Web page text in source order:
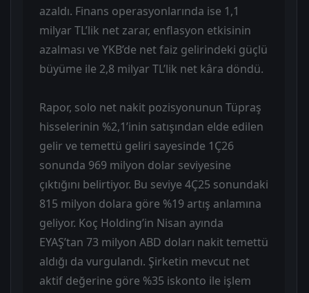
azaldı. Finans operasyonlarında ise 1,1
milyar TL’lik net zarar, enflasyon etkisinin
azalması ve YKB’de net faiz gelirindeki güçlü
büyüme ile 2,8 milyar TL’lik net kâra döndü.
Rapor, solo net nakit pozisyonunun Tüpraş
hisselerinin %2,1’inin satışından elde edilen
gelir ve temettü geliri sayesinde 1Ç26
sonunda 969 milyon dolar seviyesine
çıktığını belirtiyor. Bu seviye 4Ç25 sonundaki
815 milyon dolara göre %19 artış anlamına
geliyor. Koç Holding’in Nisan ayında
EYAŞ’tan 73 milyon ABD doları nakit temettü
aldığı da vurgulandı. Şirketin mevcut net
aktif değerine göre %35 iskonto ile işlem